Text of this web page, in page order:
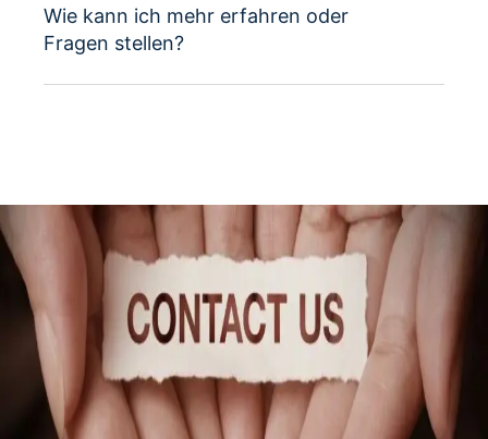
Wie kann ich mehr erfahren oder
Fragen stellen?